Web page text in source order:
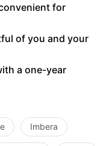
for
of you and your
a one-year
Imbera